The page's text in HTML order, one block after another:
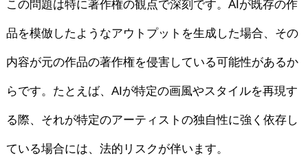
この問題は特に著作権の観点で深刻です。AIが既存の作
品を模倣したようなアウトプットを生成した場合、その
内容が元の作品の著作権を侵害している可能性があるか
らです。たとえば、AIが特定の画風やスタイルを再現す
る際、それが特定のアーティストの独自性に強く依存し
ている場合には、法的リスクが伴います。